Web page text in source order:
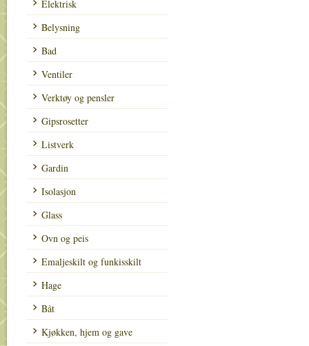
Elektrisk
Belysning
Bad
Ventiler
Verktøy og pensler
Gipsrosetter
Listverk
Gardin
Isolasjon
Glass
Ovn og peis
Emaljeskilt og funkisskilt
Hage
Båt
Kjøkken, hjem og gave